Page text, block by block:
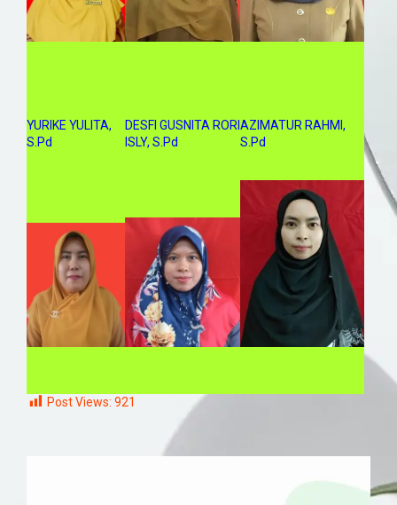
YURIKE YULITA,
S.Pd
DESFI GUSNITA RORI
ISLY, S.Pd
AZIMATUR RAHMI,
S.Pd
Post Views: 921